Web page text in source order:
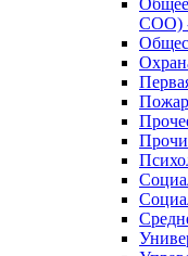
СОО)